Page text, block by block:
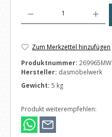
Zum Merkzettel hinzufügen
Produktnummer: 269965MW
Hersteller: dasmöbelwerk
Gewicht: 5 kg
Produkt weiterempfehlen: